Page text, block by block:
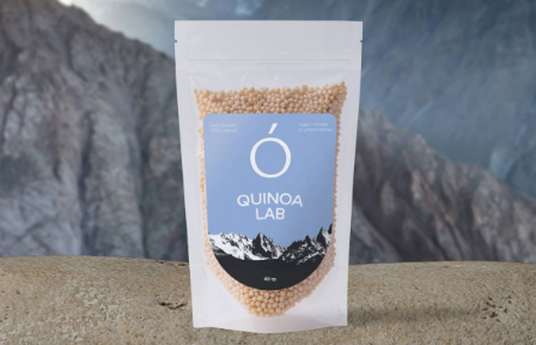
Задачи
Основная задача заключалась
в создании айдентики и упаковки,
которые подчёркивали бы премиальность
и элегантность бренда, его
ориентированность на здоровый
и активный лайфстайл.